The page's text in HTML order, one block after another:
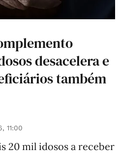
desacelera e
também
11:00
20 mil idosos a receber